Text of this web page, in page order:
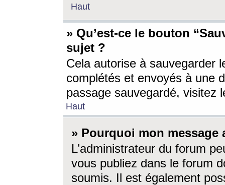
Haut
» Qu’est-ce le bouton
sujet ?
Cela autorise à sauvegarder
complétés et envoyés à une
passage sauvegardé, visitez
Haut
» Pourquoi mon message
L’administrateur du forum
vous publiez dans le forum
soumis. Il est également